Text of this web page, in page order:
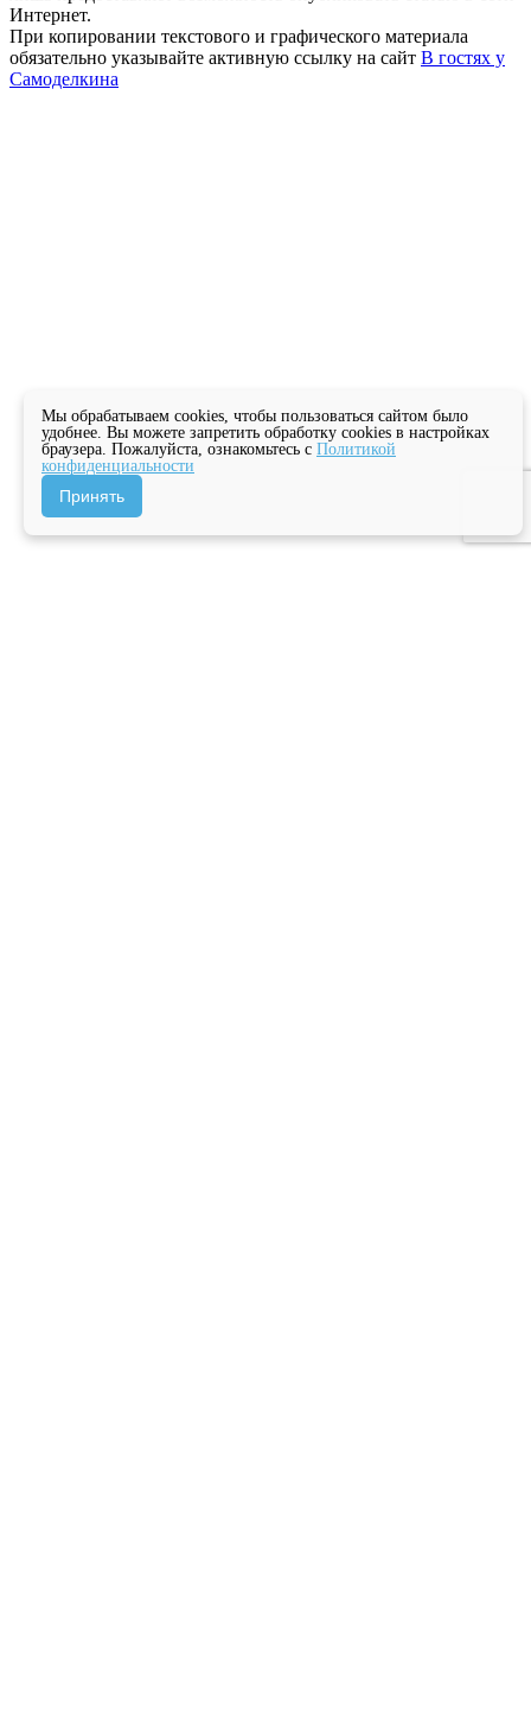
Интернет.
При копировании текстового и графического материала
обязательно указывайте активную ссылку на сайт В гостях у
Самоделкина
Мы обрабатываем cookies, чтобы пользоваться сайтом было
удобнее. Вы можете запретить обработку cookies в настройках
браузера. Пожалуйста, ознакомьтесь с Политикой
конфиденциальности
Принять